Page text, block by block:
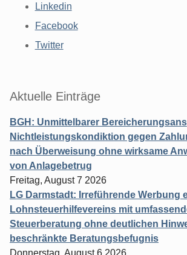
Linkedin
Facebook
Twitter
Aktuelle Einträge
BGH: Unmittelbarer
Nichtleistungskondiktion gegen
nach Überweisung ohne wirksame
von Anlagebetrug
Freitag, August 7 2026
LG Darmstadt: Irreführende Werbung
Lohnsteuerhilfevereins mit
Steuerberatung ohne deutlichen
beschränkte Beratungsbefugnis
Donnerstag, August 6 2026